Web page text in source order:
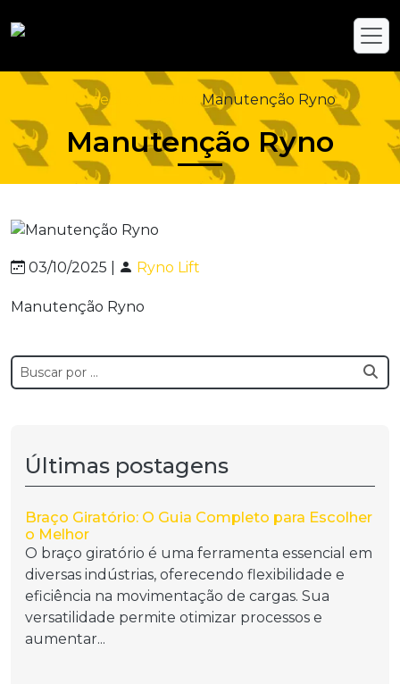
HomeBlog TécnicoManutenção Ryno
Manutenção Ryno
03/10/2025 | Ryno Lift
Manutenção Ryno
Últimas postagens
Braço Giratório: O Guia Completo para Escolher
o Melhor
O braço giratório é uma ferramenta essencial em
diversas indústrias, oferecendo flexibilidade e
eficiência na movimentação de cargas. Sua
versatilidade permite otimizar processos e
aumentar...